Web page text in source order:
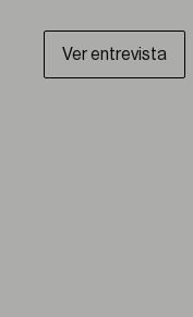
Ver entrevista